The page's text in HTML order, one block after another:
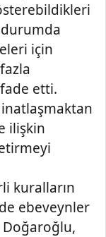
için
etti.
ilişkin
kuralların
ebeveynler
Doğaroğlu,